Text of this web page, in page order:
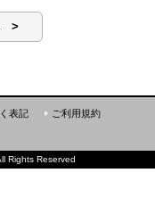
>
表記
ご利用規約
Rights Reserved